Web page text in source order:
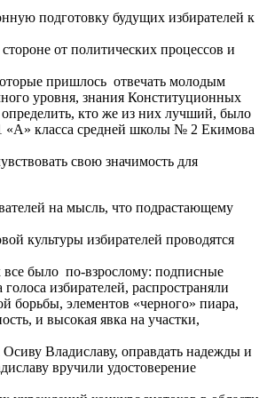
подготовку будущих избирателей к
от политических процессов и
пришлось отвечать молодым
уровня, знания Конституционных
определить, кто же из них лучший, было
«А» класса средней школы № 2 Екимова
свою значимость для
на мысль, что подрастающему
культуры избирателей проводятся
все было по-взрослому: подписные
избирателей, распространяли
борьбы, элементов «черного» пиара,
и высокая явка на участки,
Владиславу, оправдать надежды и
вручили удостоверение